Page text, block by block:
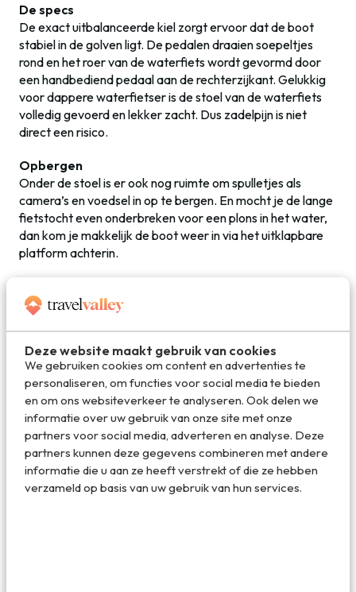
Deze website maakt gebruik van cookies
We gebruiken cookies om content en advertenties te
personaliseren, om functies voor social media te bieden
en om ons websiteverkeer te analyseren. Ook delen we
informatie over uw gebruik van onze site met onze
partners voor social media, adverteren en analyse. Deze
partners kunnen deze gegevens combineren met andere
informatie die u aan ze heeft verstrekt of die ze hebben
verzameld op basis van uw gebruik van hun services.
De specs
De exact uitbalanceerde kiel zorgt ervoor dat de boot
stabiel in de golven ligt. De pedalen draaien soepeltjes
rond en het roer van de waterfiets wordt gevormd door
een handbediend pedaal aan de rechterzijkant. Gelukkig
voor dappere waterfietser is de stoel van de waterfiets
volledig gevoerd en lekker zacht. Dus zadelpijn is niet
direct een risico.
Opbergen
Onder de stoel is er ook nog ruimte om spulletjes als
camera’s en voedsel in op te bergen. En mocht je de lange
fietstocht even onderbreken voor een plons in het water,
dan kom je makkelijk de boot weer in via het uitklapbare
platform achterin.
Deel dit artikel
Deel via E-mail
Deel op WhatsApp